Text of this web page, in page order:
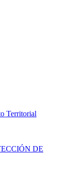
Territorial
DE